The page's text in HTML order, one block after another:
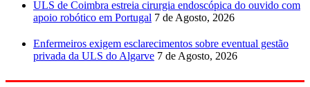
ULS de Coimbra estreia cirurgia endoscópica do ouvido com
apoio robótico em Portugal 7 de Agosto, 2026
Enfermeiros exigem esclarecimentos sobre eventual gestão
privada da ULS do Algarve 7 de Agosto, 2026